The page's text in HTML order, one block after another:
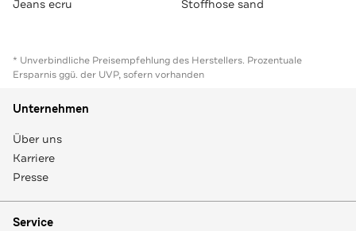
Jeans ecru Stoffhose sand
* Unverbindliche Preisempfehlung des Herstellers. Prozentuale
Ersparnis ggü. der UVP, sofern vorhanden
Unternehmen
Über uns
Karriere
Presse
Service